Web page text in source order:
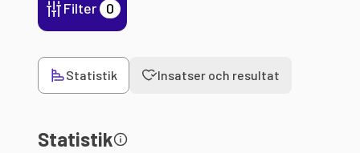
Filter 0
Statistik Insatser och resultat
Statistik